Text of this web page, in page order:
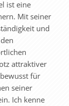
ist eine
Mit seiner
und
attraktiver
für
seiner
Ich kenne